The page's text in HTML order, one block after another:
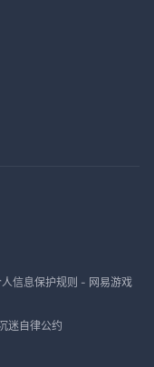
信息保护规则 - 网易游戏
迷自律公约